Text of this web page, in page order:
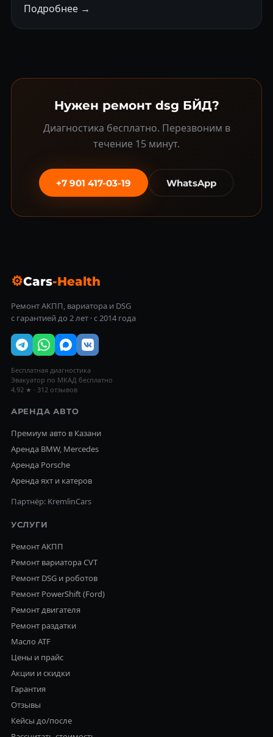
Подробнее →
Нужен ремонт dsg БЙД?
Диагностика бесплатно. Перезвоним в
течение 15 минут.
+7 901 417-03-19 WhatsApp
⚙Cars-Health
Ремонт АКПП, вариатора и DSG
с гарантией до 2 лет · с 2014 года
Бесплатная диагностика
Эвакуатор по МКАД бесплатно
4.92 ★ · 312 отзывов
АРЕНДА АВТО
Премиум авто в Казани
Аренда BMW, Mercedes
Аренда Porsche
Аренда яхт и катеров
Партнёр: KremlinCars
УСЛУГИ
Ремонт АКПП
Ремонт вариатора CVT
Ремонт DSG и роботов
Ремонт PowerShift (Ford)
Ремонт двигателя
Ремонт раздатки
Масло ATF
Цены и прайс
Акции и скидки
Гарантия
Отзывы
Кейсы до/после